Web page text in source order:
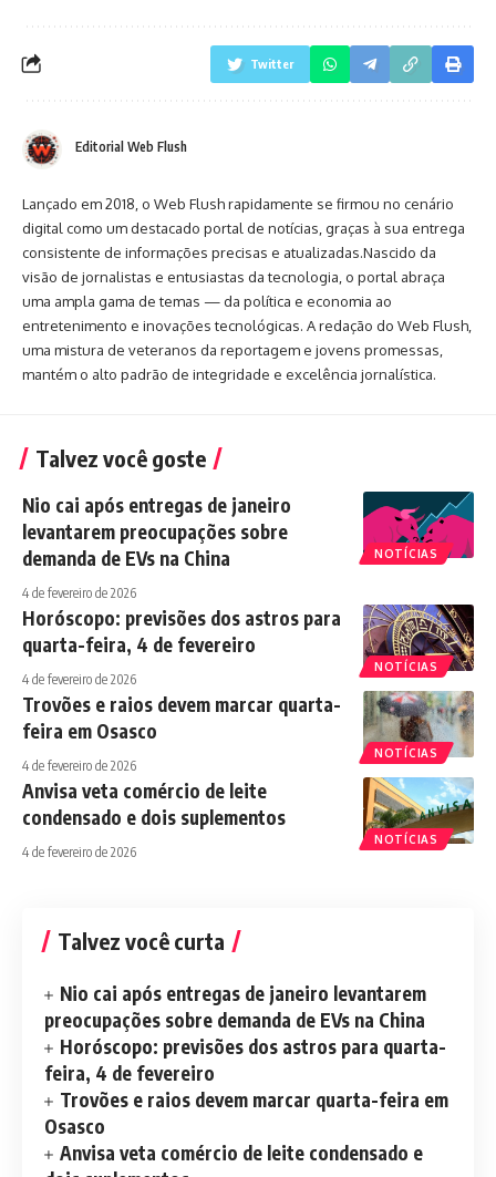
Twitter
Editorial Web Flush
Lançado em 2018, o Web Flush rapidamente se firmou no cenário
digital como um destacado portal de notícias, graças à sua entrega
consistente de informações precisas e atualizadas.Nascido da
visão de jornalistas e entusiastas da tecnologia, o portal abraça
uma ampla gama de temas — da política e economia ao
entretenimento e inovações tecnológicas. A redação do Web Flush,
uma mistura de veteranos da reportagem e jovens promessas,
mantém o alto padrão de integridade e excelência jornalística.
Talvez você goste
NOTÍCIAS
Nio cai após entregas de janeiro
levantarem preocupações sobre
demanda de EVs na China
4 de fevereiro de 2026
NOTÍCIAS
Horóscopo: previsões dos astros para
quarta-feira, 4 de fevereiro
4 de fevereiro de 2026
NOTÍCIAS
Trovões e raios devem marcar quarta-
feira em Osasco
4 de fevereiro de 2026
NOTÍCIAS
Anvisa veta comércio de leite
condensado e dois suplementos
4 de fevereiro de 2026
Talvez você curta
Nio cai após entregas de janeiro levantarem
preocupações sobre demanda de EVs na China
Horóscopo: previsões dos astros para quarta-
feira, 4 de fevereiro
Trovões e raios devem marcar quarta-feira em
Osasco
Anvisa veta comércio de leite condensado e